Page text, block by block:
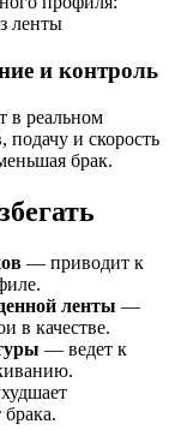
и контроль
в реальном
подачу и скорость
брак.
— приводит к
ленты —
в качестве.
— ведет к